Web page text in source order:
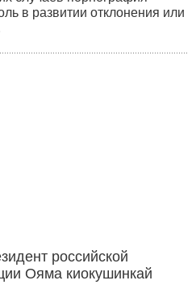
в развитии отклонения или
российской
Ояма киокушинкай